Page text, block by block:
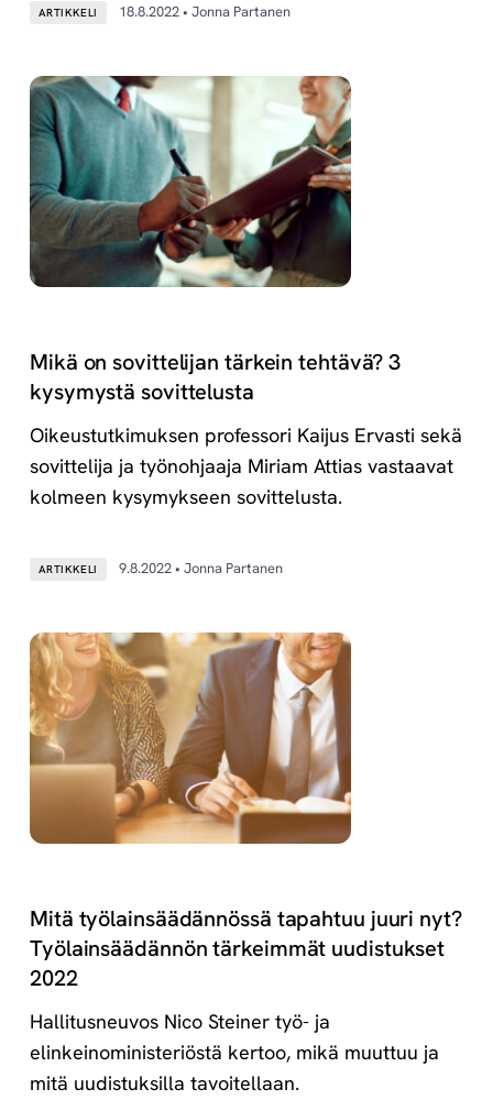
ARTIKKELI 18.8.2022 • Jonna Partanen
Mikä on sovittelijan tärkein tehtävä? 3
kysymystä sovittelusta
Oikeustutkimuksen professori Kaijus Ervasti sekä
sovittelija ja työnohjaaja Miriam Attias vastaavat
kolmeen kysymykseen sovittelusta.
ARTIKKELI 9.8.2022 • Jonna Partanen
Mitä työlainsäädännössä tapahtuu juuri nyt?
Työlainsäädännön tärkeimmät uudistukset
2022
Hallitusneuvos Nico Steiner työ- ja
elinkeinoministeriöstä kertoo, mikä muuttuu ja
mitä uudistuksilla tavoitellaan.